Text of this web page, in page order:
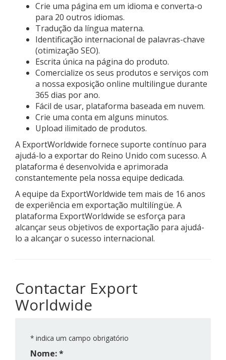
Crie uma página em um idioma e converta-o
para 20 outros idiomas.
Tradução da língua materna.
Identificação internacional de palavras-chave
(otimização SEO).
Escrita única na página do produto.
Comercialize os seus produtos e serviços com
a nossa exposição online multilingue durante
365 dias por ano.
Fácil de usar, plataforma baseada em nuvem.
Crie uma conta em alguns minutos.
Upload ilimitado de produtos.
A ExportWorldwide fornece suporte contínuo para
ajudá-lo a exportar do Reino Unido com sucesso. A
plataforma é desenvolvida e aprimorada
constantemente pela nossa equipe dedicada.
A equipe da ExportWorldwide tem mais de 16 anos
de experiência em exportação multilíngüe. A
plataforma ExportWorldwide se esforça para
alcançar seus objetivos de exportação para ajudá-
lo a alcançar o sucesso internacional.
Contactar Export
Worldwide
* indica um campo obrigatório
Nome: *